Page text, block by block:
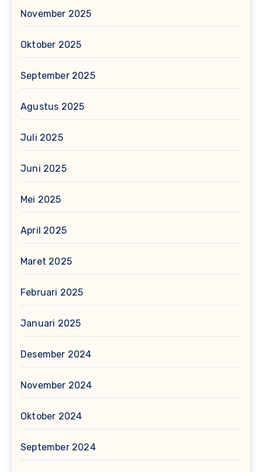
November 2025
Oktober 2025
September 2025
Agustus 2025
Juli 2025
Juni 2025
Mei 2025
April 2025
Maret 2025
Februari 2025
Januari 2025
Desember 2024
November 2024
Oktober 2024
September 2024